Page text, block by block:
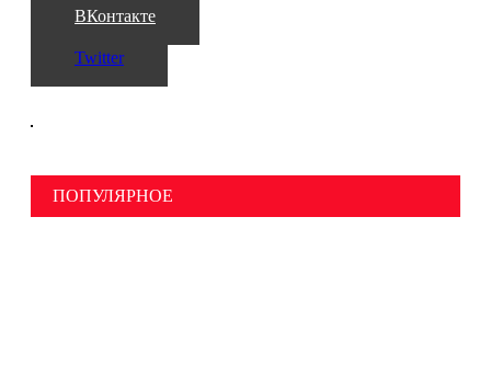
ВКонтакте
Twitter
ПОПУЛЯРНОЕ